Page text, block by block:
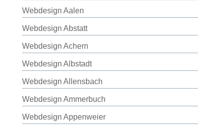
Webdesign Aalen
Webdesign Abstatt
Webdesign Achern
Webdesign Albstadt
Webdesign Allensbach
Webdesign Ammerbuch
Webdesign Appenweier